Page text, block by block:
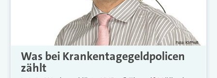
Was bei Krankentagegeldpolicen
zählt